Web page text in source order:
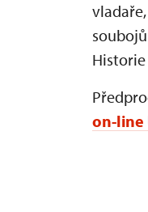
Historie
on-line